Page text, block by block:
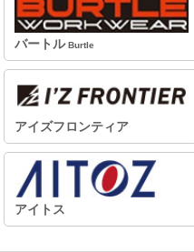
バートル Burtle
アイズフロンティア
アイトス